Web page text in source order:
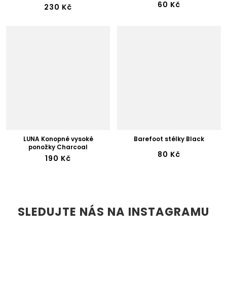
230 Kč 60 Kč
LUNA Konopné vysoké
ponožky Charcoal
190 Kč
Barefoot stélky Black
80 Kč
SLEDUJTE NÁS NA INSTAGRAMU